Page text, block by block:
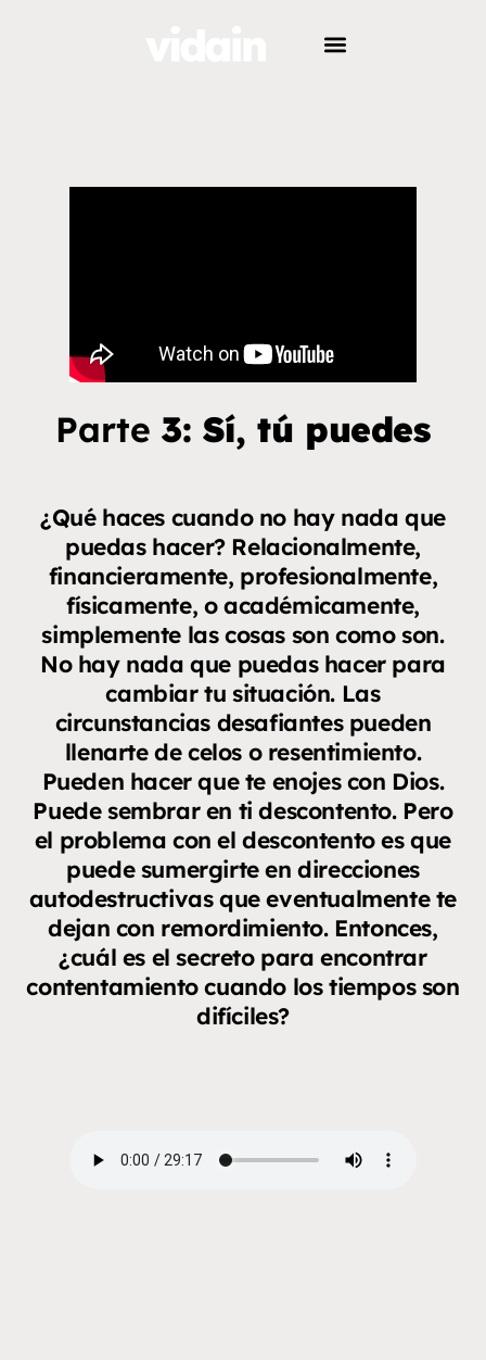
Parte 3: Sí, tú puedes
¿Qué haces cuando no hay nada que
puedas hacer? Relacionalmente,
financieramente, profesionalmente,
físicamente, o académicamente,
simplemente las cosas son como son.
No hay nada que puedas hacer para
cambiar tu situación. Las
circunstancias desafiantes pueden
llenarte de celos o resentimiento.
Pueden hacer que te enojes con Dios.
Puede sembrar en ti descontento. Pero
el problema con el descontento es que
puede sumergirte en direcciones
autodestructivas que eventualmente te
dejan con remordimiento. Entonces,
¿cuál es el secreto para encontrar
contentamiento cuando los tiempos son
difíciles?